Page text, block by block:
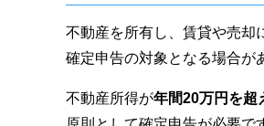
不動産を所有し、賃貸や売却
確定申告の対象となる場合が
不動産所得が年間20万円を超